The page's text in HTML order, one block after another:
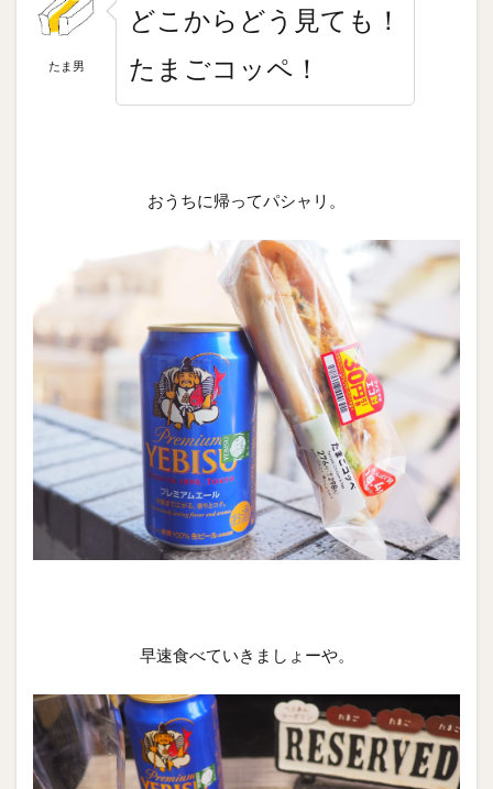
たま男
どこからどう見ても！
たまごコッペ！
おうちに帰ってパシャリ。
早速食べていきましょーや。